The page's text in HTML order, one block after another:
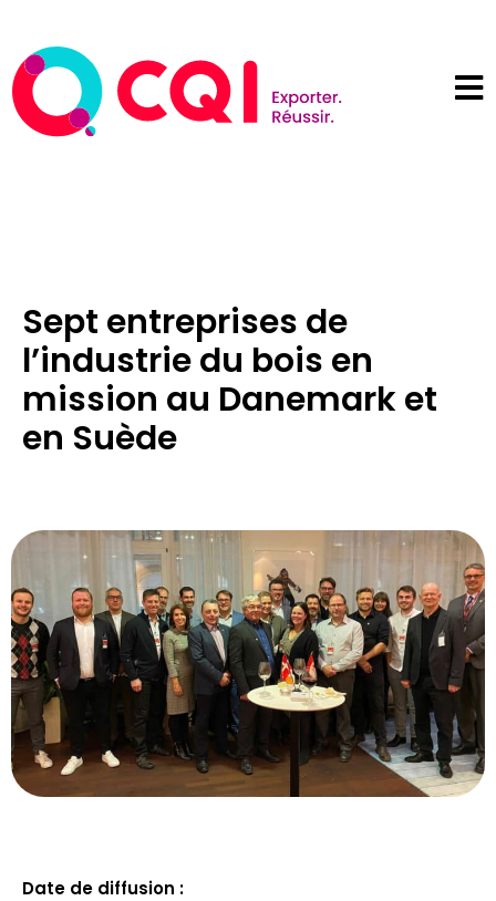
Sept entreprises de
l’industrie du bois en
mission au Danemark et
en Suède
Date de diffusion :